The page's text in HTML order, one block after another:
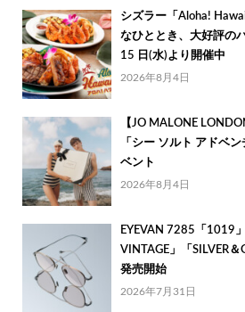
シズラー「Aloha!
なひととき、大好評の
15 日(水)より開催中
2026年8月4日
【JO MALONE
「シー ソルト アドベ
ベント
2026年8月4日
EYEVAN 7285「1019
VINTAGE」「SILVER
発売開始
2026年7月31日